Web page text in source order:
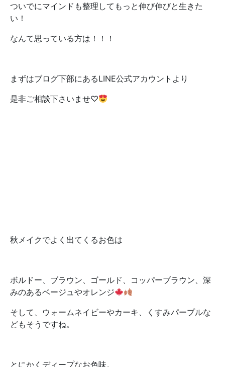
ついでにマインドも整理してもっと伸び伸びと生きた
い！
なんて思っている方は！！！
まずはブログ下部にあるLINE公式アカウントより
是非ご相談下さいませ♡
秋メイクでよく出てくるお色は
ボルドー、ブラウン、ゴールド、コッパーブラウン、深
みのあるベージュやオレンジ
そして、ウォームネイビーやカーキ、くすみパープルな
どもそうですね。
とにかくディープなお色味。